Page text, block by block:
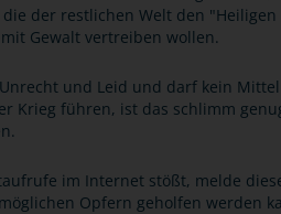
der restlichen Welt den
Gewalt vertreiben wollen.
und Leid und darf kein
Krieg führen, ist das schlimm
im Internet stößt, melde
Opfern geholfen werden